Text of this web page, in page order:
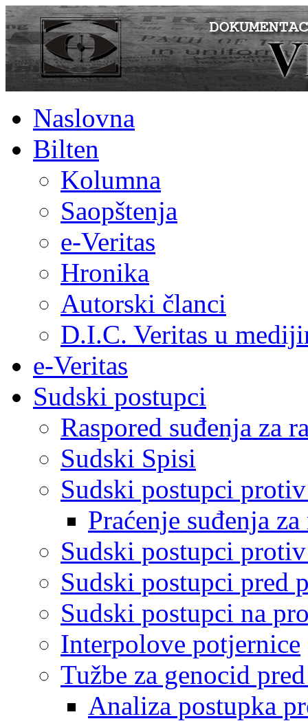
Naslovna
Bilten
Kolumna
Saopštenja
e-Veritas
Hronika
Autorski članci
D.I.C. Veritas u
e-Veritas
Sudski postupci
Raspored suđenja za
Sudski Spisi
Sudski postupci
Praćenje suđenja
Sudski postupci
Sudski postupci pred
Sudski postupci na
Interpolove potjernice
Tužbe za genocid
Analiza postupka